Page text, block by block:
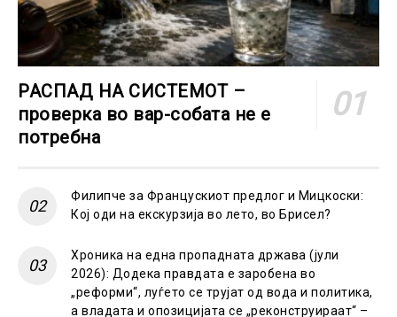
РАСПАД НА СИСТЕМОТ –
проверка во вар-собата не е
потребна
Филипче за Францускиот предлог и Мицкоски:
Кој оди на екскурзија во лето, во Брисел?
Хроника на една пропадната држава (јули
2026): Додека правдата е заробена во
„реформи“, луѓето се трујат од вода и политика,
а владата и опозицијата се „реконструираат“ –